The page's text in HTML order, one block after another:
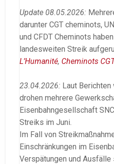
Update 08.05.2026:
darunter CGT cheminots,
und CFDT Cheminots
landesweiten Streik
L’Humanité, Cheminots
23.04.2026: Laut Berichten
drohen mehrere
Eisenbahngesellschaft
Streiks im Juni.
Im Fall von
Einschränkungen im
Verspätungen und